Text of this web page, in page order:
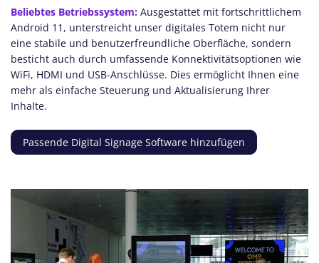
Beliebtes Betriebssystem: Ausgestattet mit fortschrittlichem
Android 11, unterstreicht unser digitales Totem nicht nur
eine stabile und benutzerfreundliche Oberfläche, sondern
besticht auch durch umfassende Konnektivitätsoptionen wie
WiFi, HDMI und USB-Anschlüsse. Dies ermöglicht Ihnen eine
mehr als einfache Steuerung und Aktualisierung Ihrer
Inhalte.
Passende Digital Signage Software hinzufügen